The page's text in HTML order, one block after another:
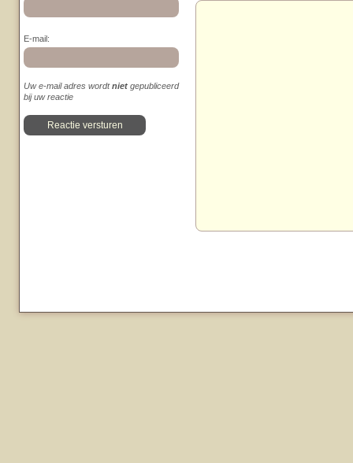
E-mail:
Uw e-mail adres wordtniet gepubliceerd
bij uw reactie